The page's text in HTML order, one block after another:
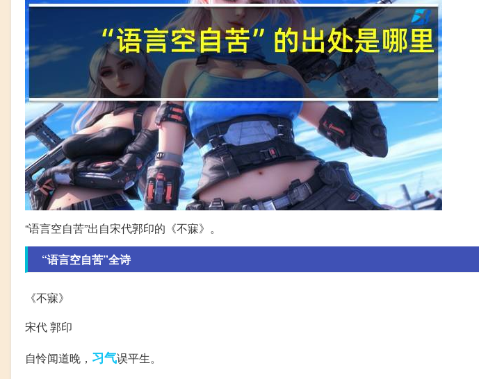
“语言空自苦”出自宋代郭印的《不寐》。
“语言空自苦”全诗
《不寐》
宋代 郭印
自怜闻道晚， 习气误平生。